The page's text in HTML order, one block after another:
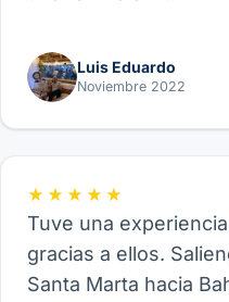
Luis Eduardo
Noviembre 2022
★★★★★
Tuve una
gracias a ellos.
Santa Marta hacia